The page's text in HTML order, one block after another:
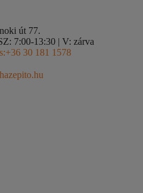
út 77.
7:00-13:30 | V: zárva
30 181 1578